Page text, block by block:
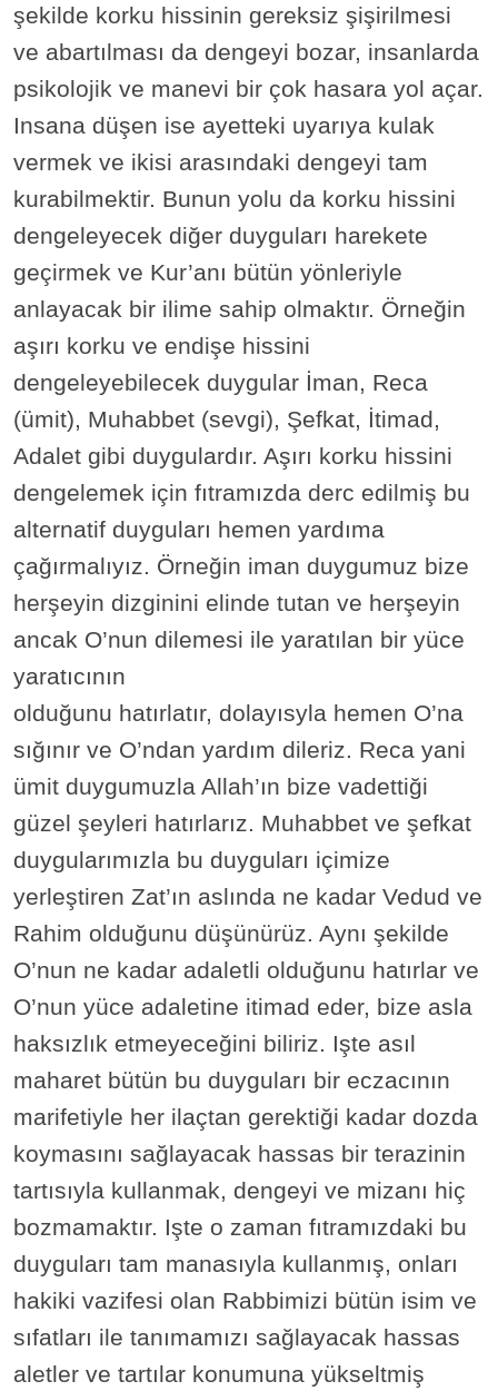
şekilde korku hissinin gereksiz şişirilmesi
ve abartılması da dengeyi bozar, insanlarda
psikolojik ve manevi bir çok hasara yol açar.
Insana düşen ise ayetteki uyarıya kulak
vermek ve ikisi arasındaki dengeyi tam
kurabilmektir. Bunun yolu da korku hissini
dengeleyecek diğer duyguları harekete
geçirmek ve Kur’anı bütün yönleriyle
anlayacak bir ilime sahip olmaktır. Örneğin
aşırı korku ve endişe hissini
dengeleyebilecek duygular İman, Reca
(ümit), Muhabbet (sevgi), Şefkat, İtimad,
Adalet gibi duygulardır. Aşırı korku hissini
dengelemek için fıtramızda derc edilmiş bu
alternatif duyguları hemen yardıma
çağırmalıyız. Örneğin iman duygumuz bize
herşeyin dizginini elinde tutan ve herşeyin
ancak O’nun dilemesi ile yaratılan bir yüce
yaratıcının
olduğunu hatırlatır, dolayısyla hemen O’na
sığınır ve O’ndan yardım dileriz. Reca yani
ümit duygumuzla Allah’ın bize vadettiği
güzel şeyleri hatırlarız. Muhabbet ve şefkat
duygularımızla bu duyguları içimize
yerleştiren Zat’ın aslında ne kadar Vedud ve
Rahim olduğunu düşünürüz. Aynı şekilde
O’nun ne kadar adaletli olduğunu hatırlar ve
O’nun yüce adaletine itimad eder, bize asla
haksızlık etmeyeceğini biliriz. Işte asıl
maharet bütün bu duyguları bir eczacının
marifetiyle her ilaçtan gerektiği kadar dozda
koymasını sağlayacak hassas bir terazinin
tartısıyla kullanmak, dengeyi ve mizanı hiç
bozmamaktır. Işte o zaman fıtramızdaki bu
duyguları tam manasıyla kullanmış, onları
hakiki vazifesi olan Rabbimizi bütün isim ve
sıfatları ile tanımamızı sağlayacak hassas
aletler ve tartılar konumuna yükseltmiş